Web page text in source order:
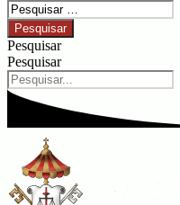
Pesquisar
Pesquisar